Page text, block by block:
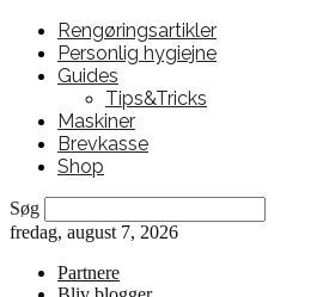
Rengøringsartikler
Personlig hygiejne
Guides
Tips&Tricks
Maskiner
Brevkasse
Shop
Søg
fredag, august 7, 2026
Partnere